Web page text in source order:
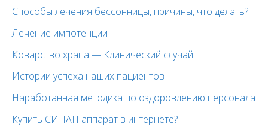
Способы лечения бессонницы, причины, что делать?
Лечение импотенции
Коварство храпа — Клинический случай
Истории успеха наших пациентов
Наработанная методика по оздоровлению персонала
Купить СИПАП аппарат в интернете?